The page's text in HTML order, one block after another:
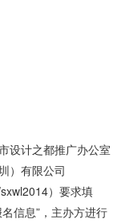
设计之都推广办公室
）有限公司
）要求填
信息”，主办方进行